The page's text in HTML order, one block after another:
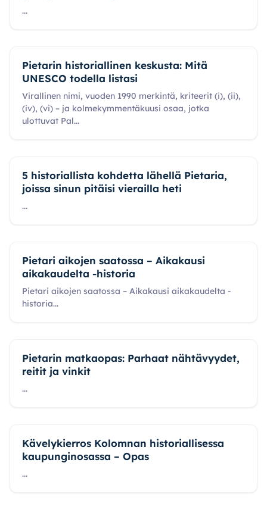
...
Pietarin historiallinen keskusta: Mitä
UNESCO todella listasi
Virallinen nimi, vuoden 1990 merkintä, kriteerit (i), (ii),
(iv), (vi) – ja kolmekymmentäkuusi osaa, jotka
ulottuvat Pal...
5 historiallista kohdetta lähellä Pietaria,
joissa sinun pitäisi vierailla heti
...
Pietari aikojen saatossa – Aikakausi
aikakaudelta -historia
Pietari aikojen saatossa – Aikakausi aikakaudelta -
historia...
Pietarin matkaopas: Parhaat nähtävyydet,
reitit ja vinkit
...
Kävelykierros Kolomnan historiallisessa
kaupunginosassa – Opas
...